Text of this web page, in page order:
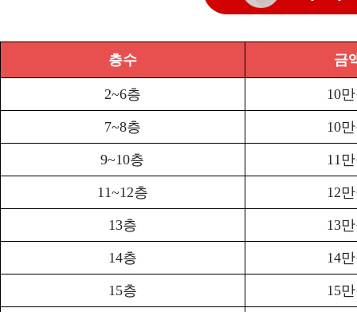
층수 금
2~6층 10
7~8층 10
9~10층 11
11~12층 12
13층 13
14층 14
15층 15